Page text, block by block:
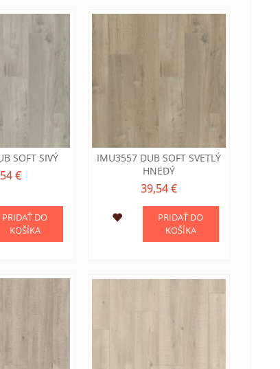
SOFT SIVÝ
€
PRIDAŤ DO
KOŠÍKA
IMU3557 DUB SOFT SVETLÝ
HNEDÝ
39,54 €
PRIDAŤ DO
KOŠÍKA